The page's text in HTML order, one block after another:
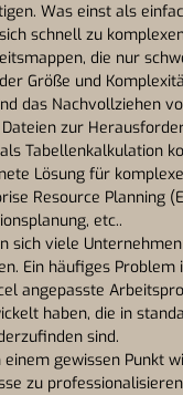
Was einst als
schnell zu
die nur
Größe und
das Nachvollziehen
zur
Tabellenkalkulation
Lösung für
Resource Planning
etc..
sich viele
Ein häufiges Problem
angepasste
haben, die in
sind.
einem gewissen Punkt
zu